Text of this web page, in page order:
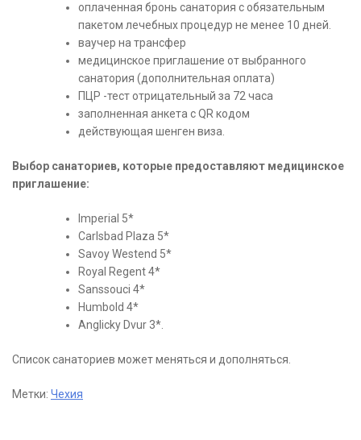
оплаченная бронь санатория с обязательным
пакетом лечебных процедур не менее 10 дней.
ваучер на трансфер
медицинское приглашение от выбранного
санатория (дополнительная оплата)
ПЦР -тест отрицательный за 72 часа
заполненная анкета с QR кодом
действующая шенген виза.
Выбор санаториев, которые предоставляют медицинское
приглашение:
Imperial 5*
Carlsbad Plaza 5*
Savoy Westend 5*
Royal Regent 4*
Sanssouci 4*
Humbold 4*
Anglicky Dvur 3*.
Список санаториев может меняться и дополняться.
Метки: Чехия